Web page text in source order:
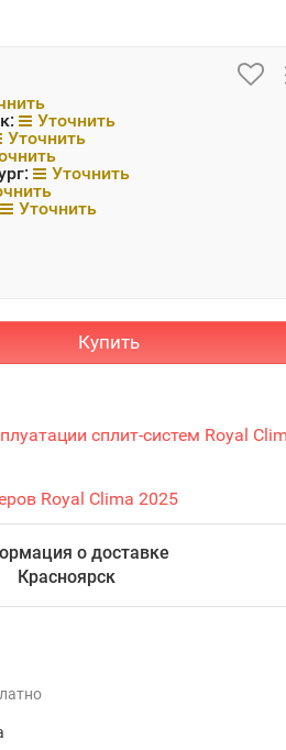
Уточнить
Уточнить
Уточнить
Уточнить
Купить
сплит-систем Royal
Royal Clima 2025
о доставке
Красноярск